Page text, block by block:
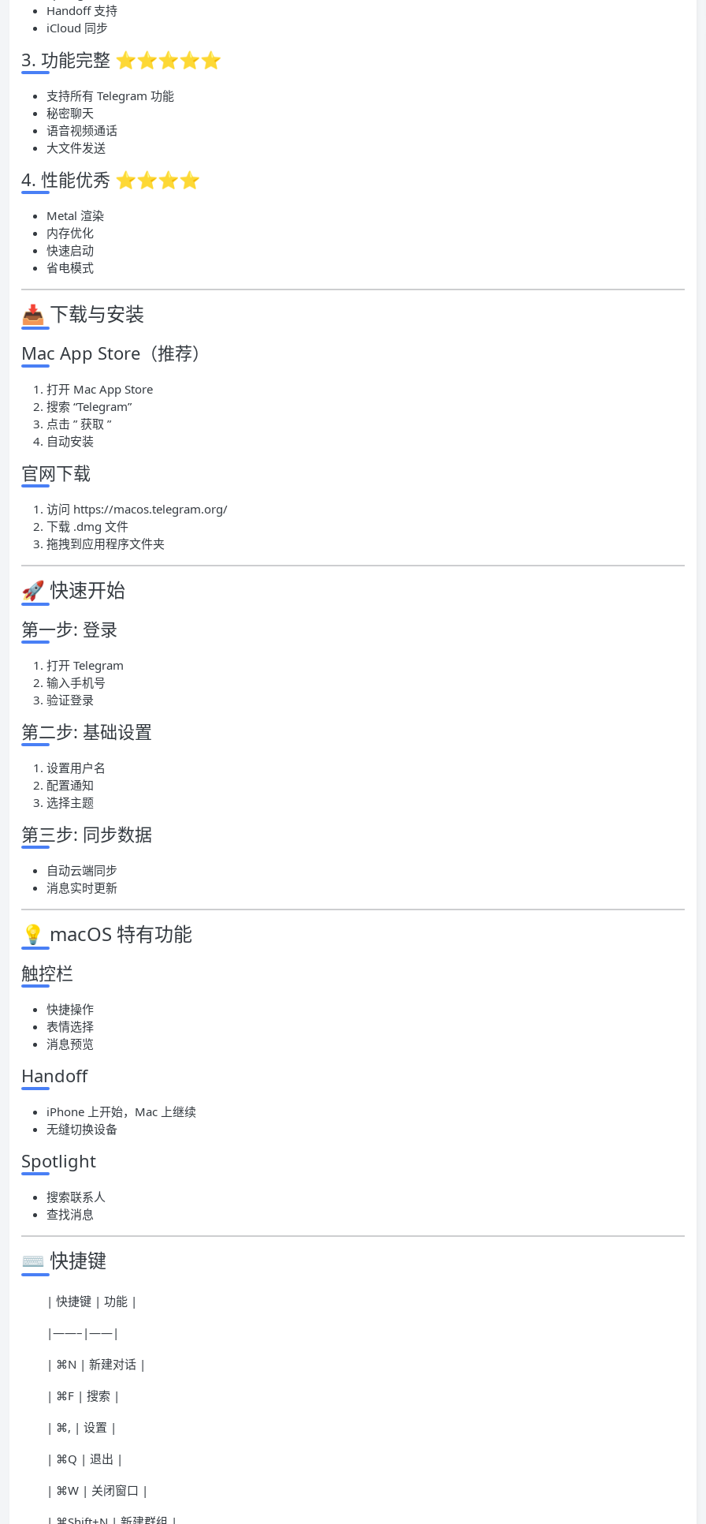
Handoff 支持
iCloud 同步
3. 功能完整 ⭐⭐⭐⭐⭐
支持所有 Telegram 功能
秘密聊天
语音视频通话
大文件发送
4. 性能优秀 ⭐⭐⭐⭐
Metal 渲染
内存优化
快速启动
省电模式
📥 下载与安装
Mac App Store（推荐）
打开 Mac App Store
搜索 “Telegram”
点击 ” 获取 ”
自动安装
官网下载
访问 https://macos.telegram.org/
下载 .dmg 文件
拖拽到应用程序文件夹
🚀 快速开始
第一步: 登录
打开 Telegram
输入手机号
验证登录
第二步: 基础设置
设置用户名
配置通知
选择主题
第三步: 同步数据
自动云端同步
消息实时更新
💡 macOS 特有功能
触控栏
快捷操作
表情选择
消息预览
Handoff
iPhone 上开始，Mac 上继续
无缝切换设备
Spotlight
搜索联系人
查找消息
⌨️ 快捷键
| 快捷键 | 功能 |
|——–|——|
| ⌘N | 新建对话 |
| ⌘F | 搜索 |
| ⌘, | 设置 |
| ⌘Q | 退出 |
| ⌘W | 关闭窗口 |